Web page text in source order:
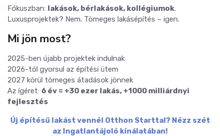
Fókuszban: lakások, bérlakások, kollégiumok.
Luxusprojektek? Nem. Tömeges lakásépítés – igen.
Mi jön most?
2025-ben újabb projektek indulnak
2026-tól gyorsul az építési ütem
2027 körül tömeges átadások jönnek
Az ígéret: 6 év = +30 ezer lakás, +1000 milliárdnyi
fejlesztés
Új építésű lakást vennél Otthon Starttal? Nézz szét
az Ingatlantájoló kínálatában!